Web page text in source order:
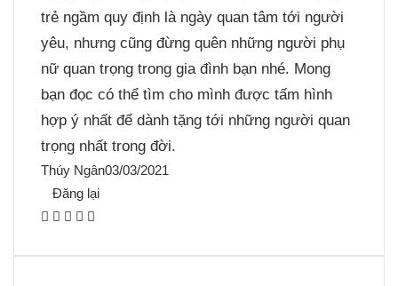
trẻ ngầm quy định là ngày quan tâm tới người
yêu, nhưng cũng đừng quên những người phụ
nữ quan trọng trong gia đình bạn nhé. Mong
bạn đọc có thể tìm cho mình được tấm hình
hợp ý nhất để dành tặng tới những người quan
trọng nhất trong đời.
Thúy Ngân03/03/2021
Đăng lại
F X P M